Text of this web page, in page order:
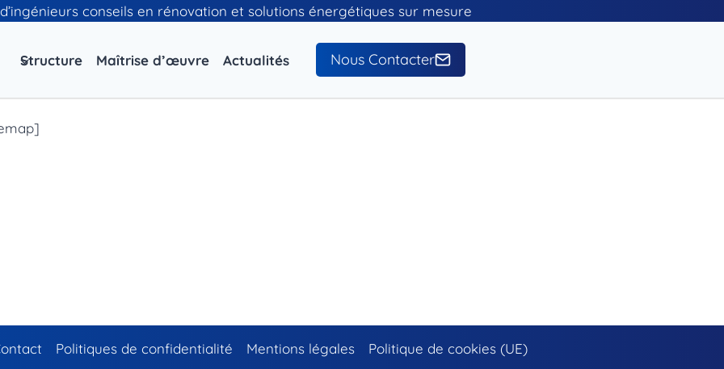
conseils en rénovation et solutions énergétiques sur mesure
Structure Maîtrise d’œuvre Actualités Nous Contacter
Politiques de confidentialité Mentions légales Politique de cookies (UE)